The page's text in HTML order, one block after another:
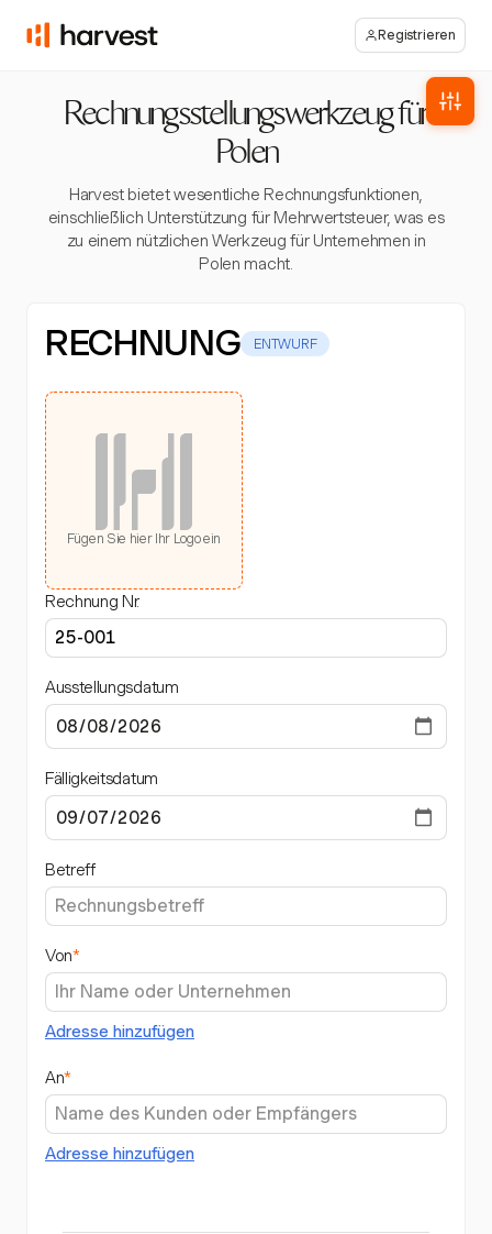
Registrieren
Rechnungsstellungswerkzeug für
Polen
Harvest bietet wesentliche Rechnungsfunktionen,
einschließlich Unterstützung für Mehrwertsteuer, was es
zu einem nützlichen Werkzeug für Unternehmen in
Polen macht.
RECHNUNG ENTWURF
Fügen Sie hier Ihr Logo ein
Rechnung Nr.
Ausstellungsdatum
Fälligkeitsdatum
Betreff
Von*
Adresse hinzufügen
An*
Adresse hinzufügen